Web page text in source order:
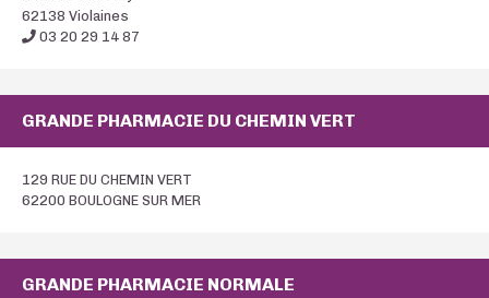
62138 Violaines
03 20 29 14 87
GRANDE PHARMACIE DU CHEMIN VERT
129 RUE DU CHEMIN VERT
62200 BOULOGNE SUR MER
GRANDE PHARMACIE NORMALE